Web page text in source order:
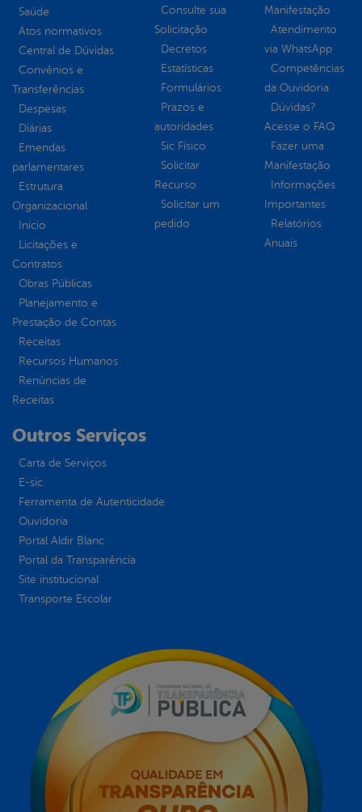
Saúde
Atos normativos
Central de Dúvidas
Convênios e
Transferências
Despesas
Diárias
Emendas
parlamentares
Estrutura
Organizacional
Inicio
Licitações e
Contratos
Obras Públicas
Planejamento e
Prestação de Contas
Receitas
Recursos Humanos
Renúncias de
Receitas
Consulte sua
Solicitação
Decretos
Estatísticas
Formulários
Prazos e
autoridades
Sic Físico
Solicitar
Recurso
Solicitar um
pedido
Manifestação
Atendimento
via WhatsApp
Competências
da Ouvidoria
Dúvidas?
Acesse o FAQ
Fazer uma
Manifestação
Informações
Importantes
Relatórios
Anuais
Outros Serviços
Carta de Serviços
E-sic
Ferramenta de Autenticidade
Ouvidoria
Portal Aldir Blanc
Portal da Transparência
Site institucional
Transporte Escolar